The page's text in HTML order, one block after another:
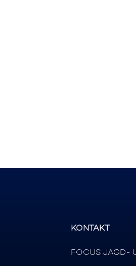
KONTAKT
FOCUS JAGD-